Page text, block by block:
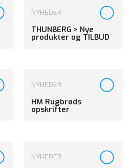
NYHEDER
THUNBERG > Nye
produkter og TILBUD
NYHEDER
HM Rugbrøds
opskrifter
NYHEDER